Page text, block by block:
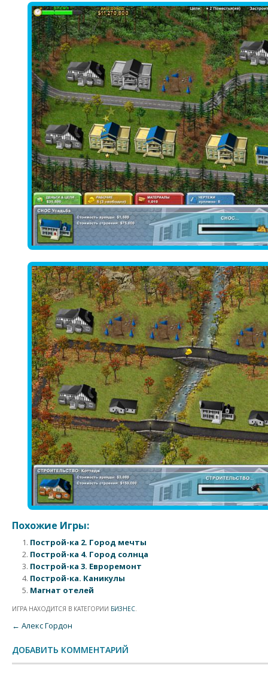
Похожие Игры:
Построй-ка 2. Город мечты
Построй-ка 4. Город солнца
Построй-ка 3. Евроремонт
Построй-ка. Каникулы
Магнат отелей
ИГРА НАХОДИТСЯ В КАТЕГОРИИ БИЗНЕС.
Post navigation
← Алекс Гордон
ДОБАВИТЬ КОММЕНТАРИЙ